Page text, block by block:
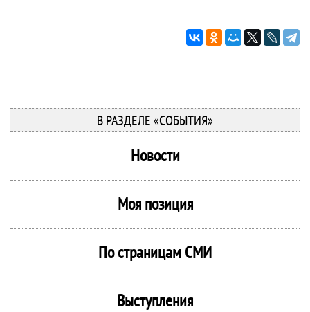
В РАЗДЕЛЕ «СОБЫТИЯ»
Новости
Моя позиция
По страницам СМИ
Выступления